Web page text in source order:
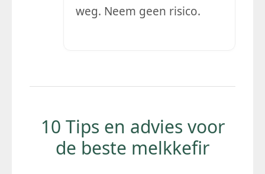
weg. Neem geen risico.
10 Tips en advies voor
de beste melkkefir